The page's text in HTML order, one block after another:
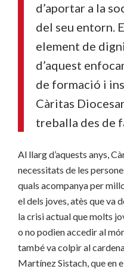
d’aportar a la
del seu entorn.
element de
d’aquest
de formació i
Càritas
treballa des de
Al llarg d’aquests anys,
necessitats de les
quals acompanya per
el dels joves, atès que va
la crisi actual que molts
o no podien accedir al
també va colpir al
Martínez Sistach, que en